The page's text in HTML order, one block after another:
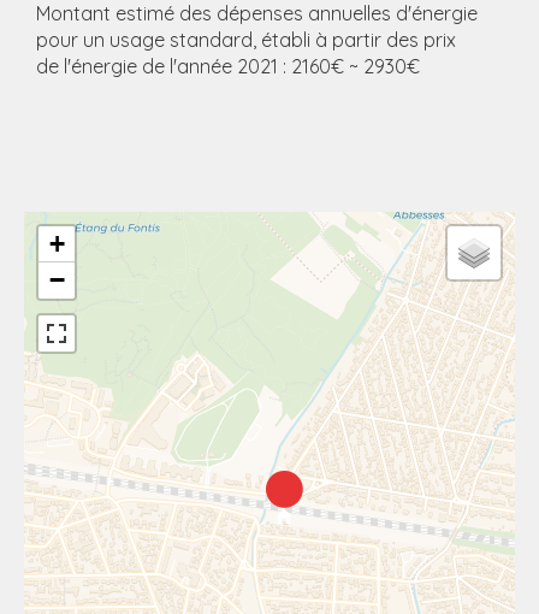
Montant estimé des dépenses annuelles d'énergie
pour un usage standard, établi à partir des prix
de l'énergie de l'année 2021 : 2160€ ~ 2930€
+
−